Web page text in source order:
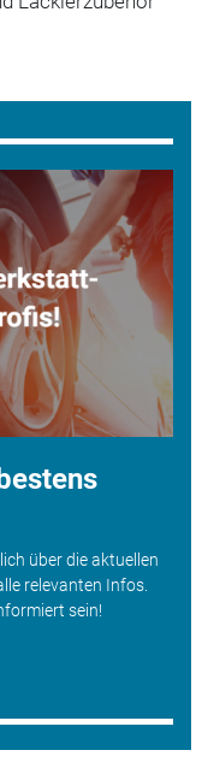
über die aktuellen
relevanten Infos.
sein!